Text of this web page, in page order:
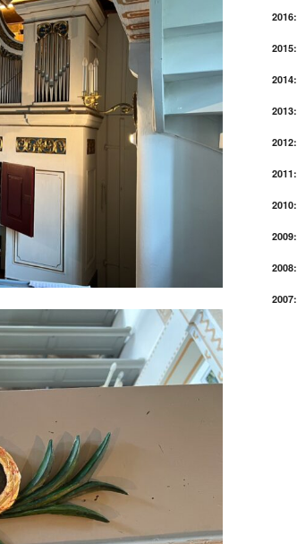
2016:
2015:
2014:
2013:
2012:
2011:
2010:
2009:
2008:
2007: